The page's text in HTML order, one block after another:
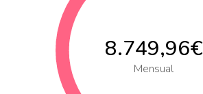
8.749,96€
Mensual